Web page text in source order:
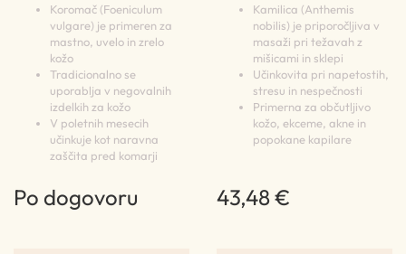
Koromač (Foeniculum
vulgare) je primeren za
mastno, uvelo in zrelo
kožo
Tradicionalno se
uporablja v negovalnih
izdelkih za kožo
V poletnih mesecih
učinkuje kot naravna
zaščita pred komarji
Po dogovoru
Kamilica (Anthemis
nobilis) je priporočljiva v
masaži pri težavah z
mišicami in sklepi
Učinkovita pri napetostih,
stresu in nespečnosti
Primerna za občutljivo
kožo, ekceme, akne in
popokane kapilare
43,48 €